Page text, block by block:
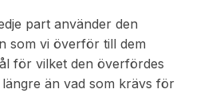
part använder den
som vi överför till dem
för vilket den överfördes
än vad som krävs för